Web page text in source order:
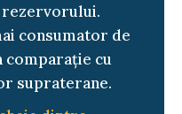
consumator de
cu
supraterane.